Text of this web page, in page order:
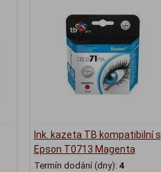
Ink. kazeta TB kompatibilní s
Epson T0713 Magenta
Termín dodání (dny): 4